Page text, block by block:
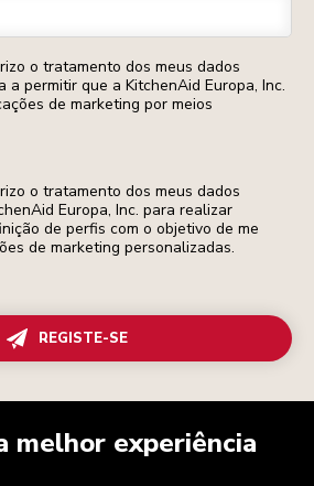
o tratamento dos meus dados
a permitir que a KitchenAid Europa, Inc.
de marketing por meios
o tratamento dos meus dados
Europa, Inc. para realizar
de perfis com o objetivo de me
de marketing personalizadas.
REGISTE-SE
melhor experiência